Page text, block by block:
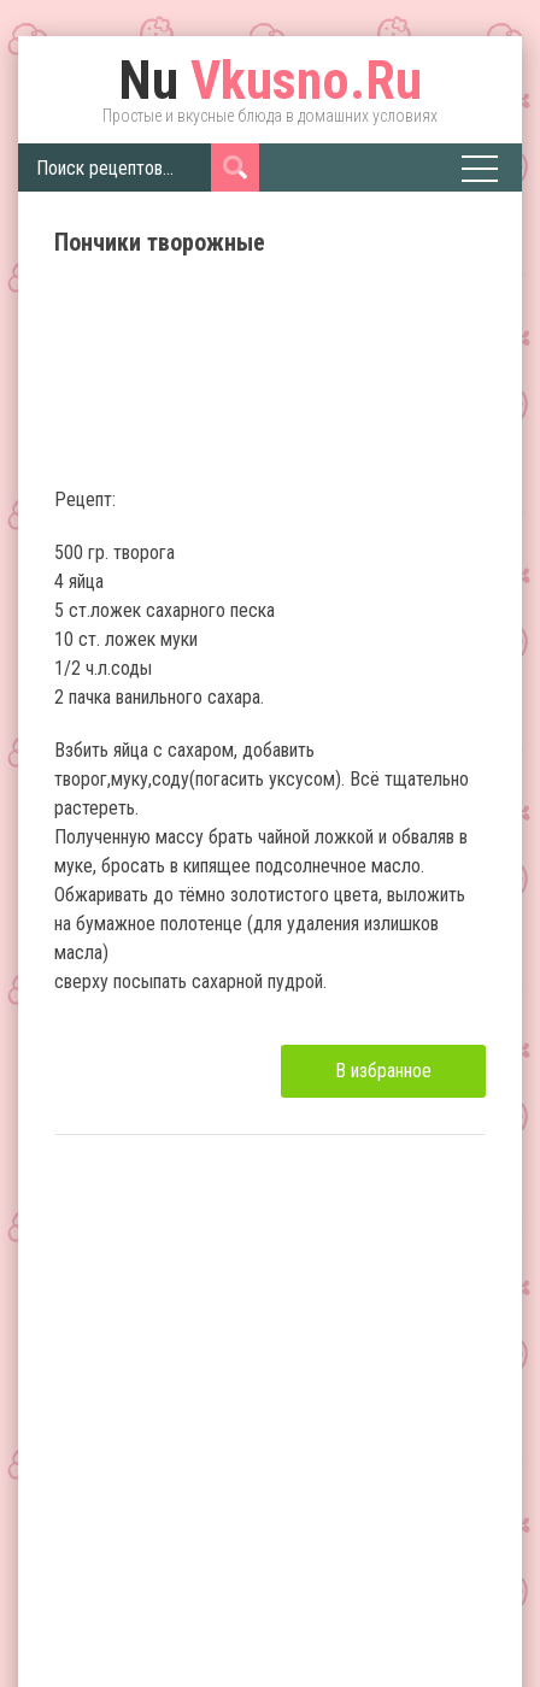
Nu Vkusno.Ru
Простые и вкусные блюда в домашних условиях
Пончики творожные
Рецепт:
500 гр. творога
4 яйца
5 ст.ложек сахарного песка
10 ст. ложек муки
1/2 ч.л.соды
2 пачка ванильного сахара.
Взбить яйца с сахаром, добавить
творог,муку,соду(погасить уксусом). Всё тщательно
растереть.
Полученную массу брать чайной ложкой и обваляв в
муке, бросать в кипящее подсолнечное масло.
Обжаривать до тёмно золотистого цвета, выложить
на бумажное полотенце (для удаления излишков
масла)
сверху посыпать сахарной пудрой.
В избранное